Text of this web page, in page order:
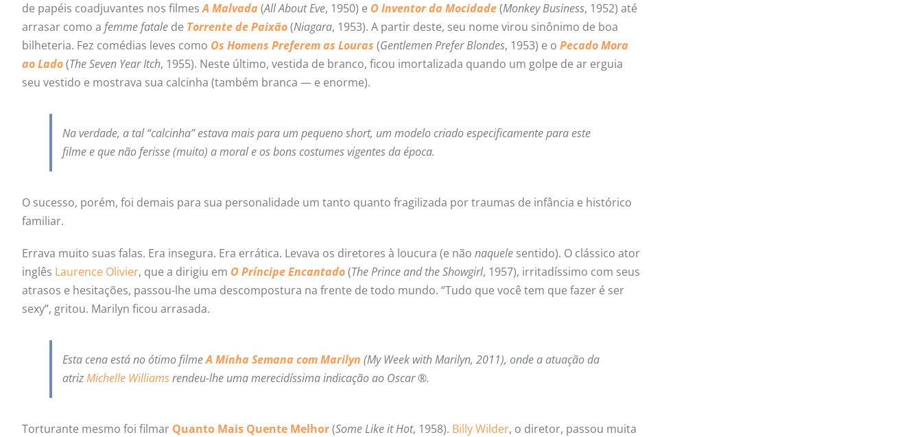
de papéis coadjuvantes nos filmesA Malvada (All About Eve, 1950) e O Inventor da Mocidade(Monkey Business, 1952) até
arrasar como a femme fatale de Torrente de Paixão(Niagara, 1953). A partir deste, seu nome virou sinônimo de boa
bilheteria. Fez comédias leves como Os Homens Preferem as Louras (Gentlemen Prefer Blondes, 1953) e o Pecado Mora
ao Lado(The Seven Year Itch, 1955). Neste último, vestida de branco, ficou imortalizada quando um golpe de ar erguia
seu vestido e mostrava sua calcinha (também branca — e enorme).
Na verdade, a tal “calcinha” estava mais para um pequeno short, um modelo criado especificamente para este
filme e que não ferisse (muito) a moral e os bons costumes vigentes da época.
O sucesso, porém, foi demais para sua personalidade um tanto quanto fragilizada por traumas de infância e histórico
familiar.
Errava muito suas falas. Era insegura. Era errática. Levava os diretores à loucura (e não naquele sentido). O clássico ator
inglês Laurence Olivier, que a dirigiu em O Príncipe Encantado(The Prince and the Showgirl, 1957), irritadíssimo com seus
atrasos e hesitações, passou-lhe uma descompostura na frente de todo mundo. “Tudo que você tem que fazer é ser
sexy”, gritou. Marilyn ficou arrasada.
Esta cena está no ótimo filmeA Minha Semana com Marilyn (My Week with Marilyn, 2011), onde a atuação da
atrizMichelle Williamsrendeu-lhe uma merecidíssima indicação ao Oscar ®.
Torturante mesmo foi filmar Quanto Mais Quente Melhor(Some Like it Hot, 1958). Billy Wilder, o diretor, passou muita